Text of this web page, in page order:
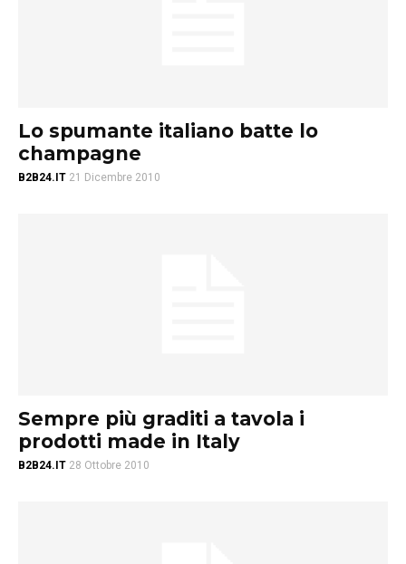
Lo spumante italiano batte lo
champagne
B2B24.IT 21 Dicembre 2010
Sempre più graditi a tavola i
prodotti made in Italy
B2B24.IT 28 Ottobre 2010